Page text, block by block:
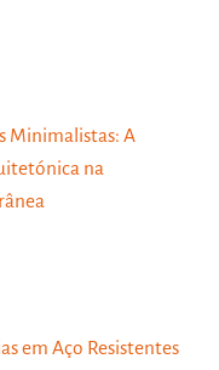
Minimalistas: A
na
em Aço Resistentes